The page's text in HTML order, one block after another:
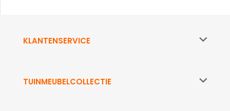
KLANTENSERVICE
TUINMEUBELCOLLECTIE